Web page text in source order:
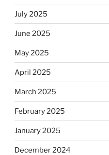
July 2025
June 2025
May 2025
April 2025
March 2025
February 2025
January 2025
December 2024